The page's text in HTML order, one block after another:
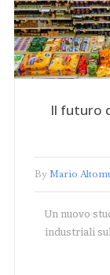
Il futuro
By Mario
Un nuovo
industriali